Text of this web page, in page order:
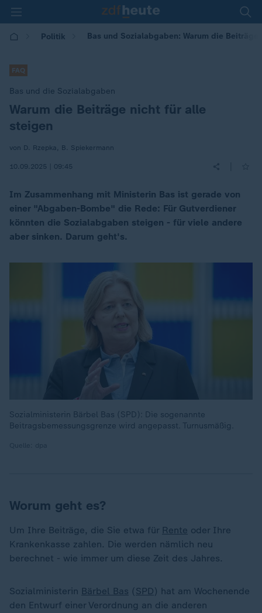
Politik Bas und Sozialabgaben: Warum die
FAQ
Bas und die Sozialabgaben
:
Warum die Beiträge nicht für alle
steigen
von D. Rzepka, B. Spiekermann
10.09.2025 | 09:45
Im Zusammenhang mit Ministerin Bas ist gerade von
einer "Abgaben-Bombe" die Rede: Für Gutverdiener
könnten die Sozialabgaben steigen - für viele andere
aber sinken. Darum geht's.
Sozialministerin Bärbel Bas (SPD): Die sogenannte
Beitragsbemessungsgrenze wird angepasst. Turnusmäßig.
Worum geht es?
Um Ihre Beiträge, die Sie etwa für Rente oder Ihre
Krankenkasse zahlen. Die werden nämlich neu
berechnet - wie immer um diese Zeit des Jahres.
Sozialministerin Bärbel Bas (SPD) hat am Wochenende
den Entwurf einer Verordnung an die anderen